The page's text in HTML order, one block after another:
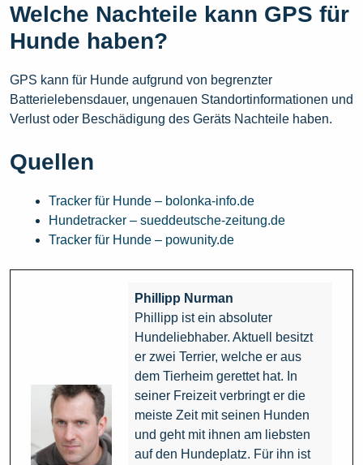
Welche Nachteile kann GPS für
Hunde haben?
GPS kann für Hunde aufgrund von begrenzter
Batterielebensdauer, ungenauen Standortinformationen und
Verlust oder Beschädigung des Geräts Nachteile haben.
Quellen
Tracker für Hunde – bolonka-info.de
Hundetracker – sueddeutsche-zeitung.de
Tracker für Hunde – powunity.de
Phillipp Nurman
Phillipp ist ein absoluter
Hundeliebhaber. Aktuell besitzt
er zwei Terrier, welche er aus
dem Tierheim gerettet hat. In
seiner Freizeit verbringt er die
meiste Zeit mit seinen Hunden
und geht mit ihnen am liebsten
auf den Hundeplatz. Für ihn ist